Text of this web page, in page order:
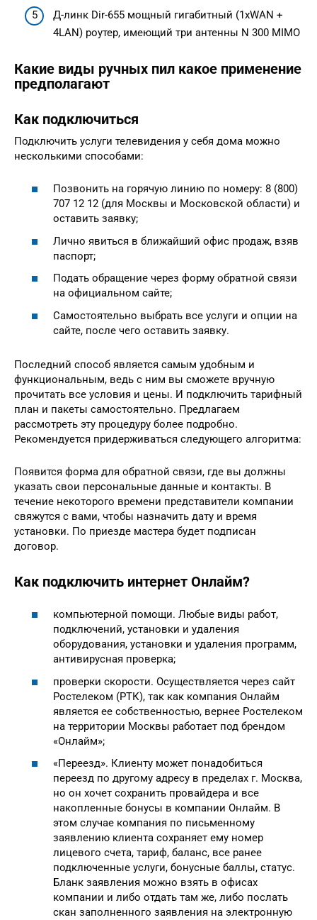
Д-линк Dir-655 мощный гигабитный (1xWAN +
4LAN) роутер, имеющий три антенны N 300 MIMO
Какие виды ручных пил какое применение
предполагают
Как подключиться
Подключить услуги телевидения у себя дома можно
несколькими способами:
Позвонить на горячую линию по номеру: 8 (800)
707 12 12 (для Москвы и Московской области) и
оставить заявку;
Лично явиться в ближайший офис продаж, взяв
паспорт;
Подать обращение через форму обратной связи
на официальном сайте;
Самостоятельно выбрать все услуги и опции на
сайте, после чего оставить заявку.
Последний способ является самым удобным и
функциональным, ведь с ним вы сможете вручную
прочитать все условия и цены. И подключить тарифный
план и пакеты самостоятельно. Предлагаем
рассмотреть эту процедуру более подробно.
Рекомендуется придерживаться следующего алгоритма:
Появится форма для обратной связи, где вы должны
указать свои персональные данные и контакты. В
течение некоторого времени представители компании
свяжутся с вами, чтобы назначить дату и время
установки. По приезде мастера будет подписан
договор.
Как подключить интернет Онлайм?
компьютерной помощи. Любые виды работ,
подключений, установки и удаления
оборудования, установки и удаления программ,
антивирусная проверка;
проверки скорости. Осуществляется через сайт
Ростелеком (РТК), так как компания Онлайм
является ее собственностью, вернее Ростелеком
на территории Москвы работает под брендом
«Онлайм»;
«Переезд». Клиенту может понадобиться
переезд по другому адресу в пределах г. Москва,
но он хочет сохранить провайдера и все
накопленные бонусы в компании Онлайм. В
этом случае компания по письменному
заявлению клиента сохраняет ему номер
лицевого счета, тариф, баланс, все ранее
подключенные услуги, бонусные баллы, статус.
Бланк заявления можно взять в офисах
компании и либо отдать там же, либо послать
скан заполненного заявления на электронную